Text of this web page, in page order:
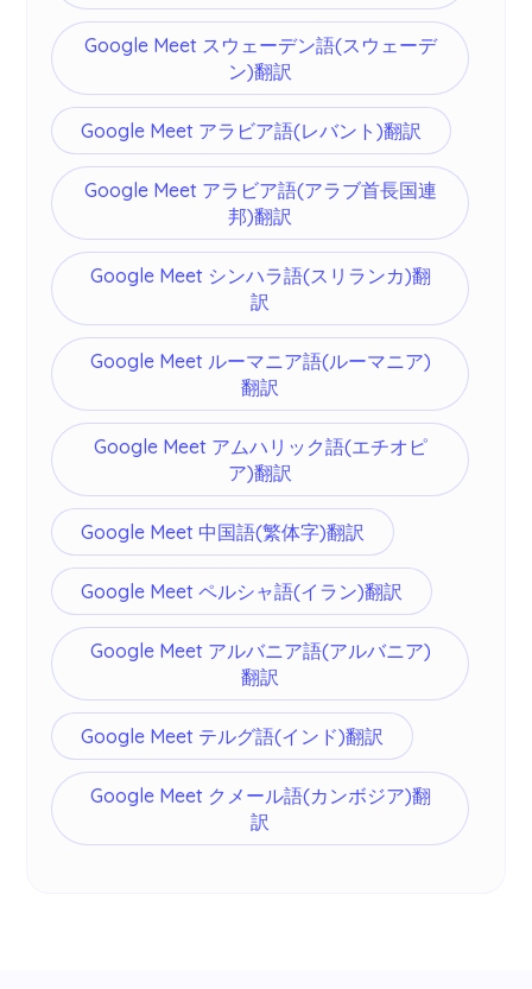
Google Meet スウェーデン語(スウェーデ
ン)翻訳
Google Meet アラビア語(レバント)翻訳
Google Meet アラビア語(アラブ首長国連
邦)翻訳
Google Meet シンハラ語(スリランカ)翻
訳
Google Meet ルーマニア語(ルーマニア)
翻訳
Google Meet アムハリック語(エチオピ
ア)翻訳
Google Meet 中国語(繁体字)翻訳
Google Meet ペルシャ語(イラン)翻訳
Google Meet アルバニア語(アルバニア)
翻訳
Google Meet テルグ語(インド)翻訳
Google Meet クメール語(カンボジア)翻
訳